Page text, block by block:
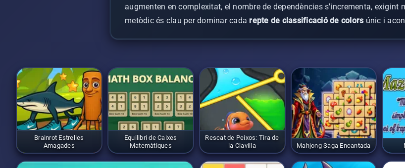
augmenten en complexitat, el nombre de dependències s'incrementa, exigint
metòdic és clau per dominar cada repte de classificació de colorsúnic i
Brainrot Estrelles
Amagades
Equilibri de Caixes
Matemàtiques
Rescat de Peixos: Tira de
la Clavilla
Mahjong Saga Encantada